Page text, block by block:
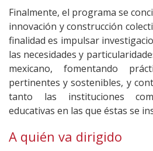
Finalmente, el programa se
innovación y construcción
finalidad es impulsar
las necesidades y
mexicano, fomentando
pertinentes y sostenibles, y
tanto las instituciones
educativas en las que éstas se
A quién va dirigido